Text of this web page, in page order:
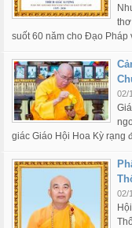
suốt 60 năm cho Đạo Pháp
02/
giác Giáo Hội Hoa Kỳ rạng
02/